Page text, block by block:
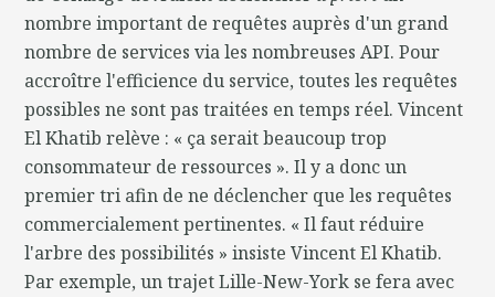
nombre important de requêtes auprès d'un grand
nombre de services via les nombreuses API. Pour
accroître l'efficience du service, toutes les requêtes
possibles ne sont pas traitées en temps réel. Vincent
El Khatib relève : « ça serait beaucoup trop
consommateur de ressources ». Il y a donc un
premier tri afin de ne déclencher que les requêtes
commercialement pertinentes. « Il faut réduire
l'arbre des possibilités » insiste Vincent El Khatib.
Par exemple, un trajet Lille-New-York se fera avec